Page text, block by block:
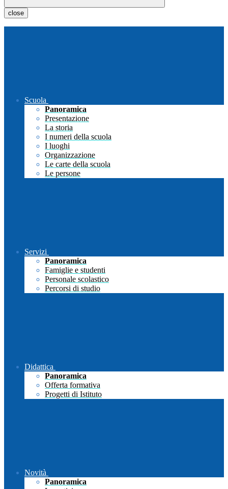
close
Scuola
Panoramica
Presentazione
La storia
I numeri della scuola
I luoghi
Organizzazione
Le carte della scuola
Le persone
Servizi
Panoramica
Famiglie e studenti
Personale scolastico
Percorsi di studio
Didattica
Panoramica
Offerta formativa
Progetti di Istituto
Novità
Panoramica